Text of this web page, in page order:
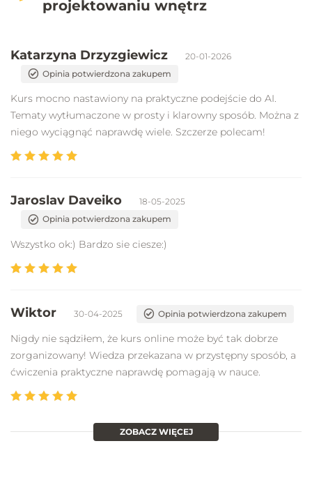
projektowaniu wnętrz
Katarzyna Drzyzgiewicz
20-01-2026
Opinia potwierdzona zakupem
Kurs mocno nastawiony na praktyczne podejście do AI.
Tematy wytłumaczone w prosty i klarowny sposób. Można z
niego wyciągnąć naprawdę wiele. Szczerze polecam!
Jaroslav Daveiko
18-05-2025
Opinia potwierdzona zakupem
Wszystko ok:) Bardzo sie ciesze:)
Wiktor 30-04-2025 Opinia potwierdzona zakupem
Nigdy nie sądziłem, że kurs online może być tak dobrze
zorganizowany! Wiedza przekazana w przystępny sposób, a
ćwiczenia praktyczne naprawdę pomagają w nauce.
ZOBACZ WIĘCEJ